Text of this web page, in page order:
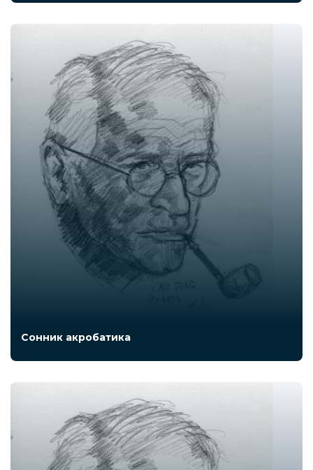
Сонник акробатика